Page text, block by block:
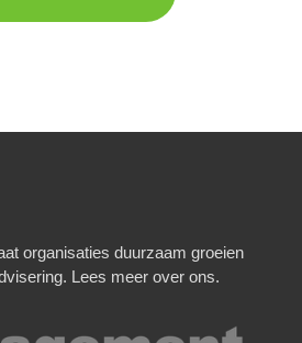
organisaties duurzaam groeien
Lees meer over ons.